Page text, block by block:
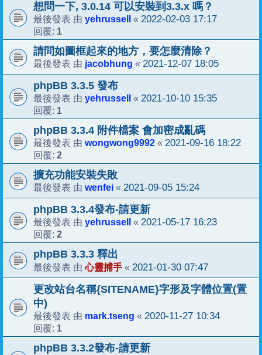
想問一下, 3.0.14 可以安裝到3.3.x 嗎？
最後發表 由 yehrussell « 2022-02-03 17:17
回覆: 1
請問如圖框起來的地方，要怎麼清除？
最後發表 由 jacobhung « 2021-12-07 18:05
phpBB 3.3.5 發布
最後發表 由 yehrussell « 2021-10-10 15:35
回覆: 1
phpBB 3.3.4 附件檔案 會加密成亂碼
最後發表 由 wongwong9992 « 2021-09-16 18:22
回覆: 2
擴充功能安裝失敗
最後發表 由 wenfei « 2021-09-05 15:24
phpBB 3.3.4發布-請更新
最後發表 由 yehrussell « 2021-05-17 16:23
回覆: 2
phpBB 3.3.3 釋出
最後發表 由心靈捕手 « 2021-01-30 07:47
更改站台名稱{SITENAME}字形及字體位置(置
中)
最後發表 由 mark.tseng « 2020-11-27 10:34
回覆: 1
phpBB 3.3.2發布-請更新